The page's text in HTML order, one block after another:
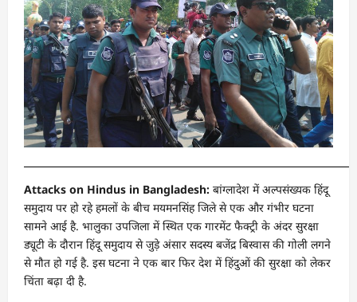
Attacks on Hindus in Bangladesh: बांग्लादेश में अल्पसंख्यक हिंदू
समुदाय पर हो रहे हमलों के बीच मयमनसिंह जिले से एक और गंभीर घटना
सामने आई है. भालुका उपजिला में स्थित एक गारमेंट फैक्ट्री के अंदर सुरक्षा
ड्यूटी के दौरान हिंदू समुदाय से जुड़े अंसार सदस्य बजेंद्र बिस्वास की गोली लगने
से मौत हो गई है. इस घटना ने एक बार फिर देश में हिंदुओं की सुरक्षा को लेकर
चिंता बढ़ा दी है.